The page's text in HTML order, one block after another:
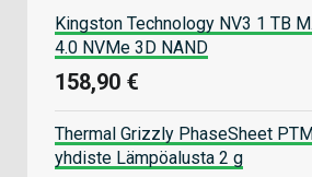
Kingston Technology NV3 1 TB
4.0 NVMe 3D NAND
158,90 €
Thermal Grizzly PhaseSheet
yhdiste Lämpöalusta 2 g